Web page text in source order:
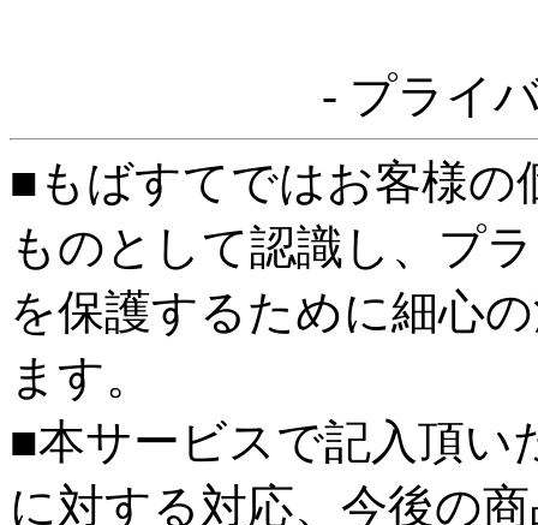
- プライ
■もばすてではお客様の
ものとして認識し、プ
を保護するために細心
ます。
■本サービスで記入頂い
に対する対応、今後の